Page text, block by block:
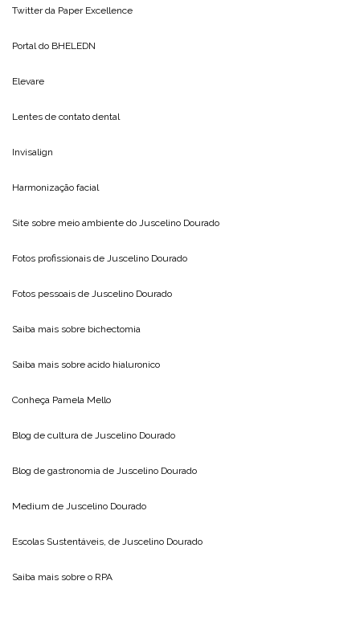
Twitter da Paper Excellence
Portal do BHELEDN
Elevare
Lentes de contato dental
Invisalign
Harmonização facial
Site sobre meio ambiente do Juscelino Dourado
Fotos profissionais de Juscelino Dourado
Fotos pessoais de Juscelino Dourado
Saiba mais sobre bichectomia
Saiba mais sobre acido hialuronico
Conheça Pamela Mello
Blog de cultura de Juscelino Dourado
Blog de gastronomia de Juscelino Dourado
Medium de Juscelino Dourado
Escolas Sustentáveis, de Juscelino Dourado
Saiba mais sobre o RPA